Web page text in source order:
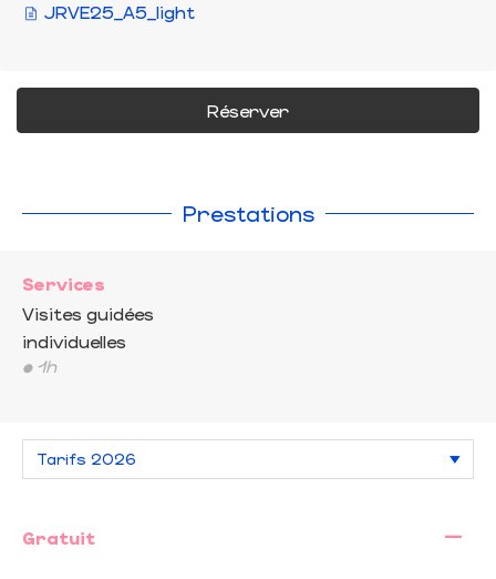
JRVE25_A5_light
Réserver
Prestations
Services
Visites guidées
individuelles
• 1h
Gratuit —